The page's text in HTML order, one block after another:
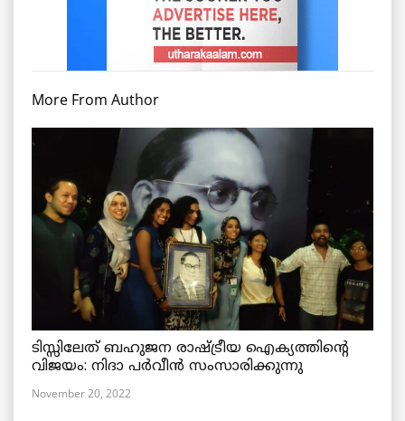
More From Author
ടിസ്സിലേത് ബഹുജന രാഷ്ട്രീയ ഐക്യത്തിന്റെ
വിജയം: നിദാ പർവീൻ സംസാരിക്കുന്നു
November 20, 2022